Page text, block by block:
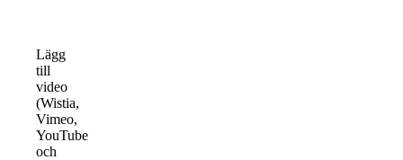
Lägg
till
video
(Wistia,
Vimeo,
YouTube
och